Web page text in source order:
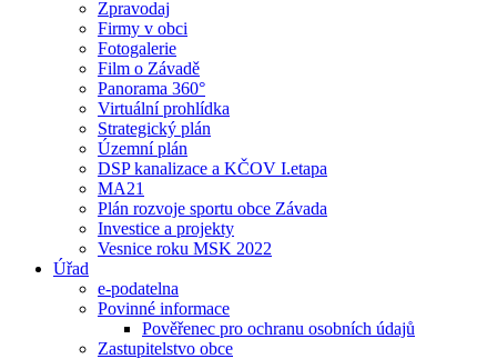
Zpravodaj
Firmy v obci
Fotogalerie
Film o Závadě
Panorama 360°
Virtuální prohlídka
Strategický plán
Územní plán
DSP kanalizace a KČOV I.etapa
MA21
Plán rozvoje sportu obce Závada
Investice a projekty
Vesnice roku MSK 2022
Úřad
e-podatelna
Povinné informace
Pověřenec pro ochranu osobních údajů
Zastupitelstvo obce